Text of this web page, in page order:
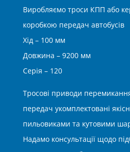
Виробляємо троси КПП або
коробкою передач автобусів
Хід – 100 мм
Довжина – 9200 мм
Серія – 120
Тросові приводи
передач укомплектовані
пильовиками та кутовими
Надамо консультації щодо